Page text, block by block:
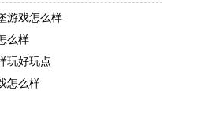
游戏怎么样
么样
玩好玩点
怎么样